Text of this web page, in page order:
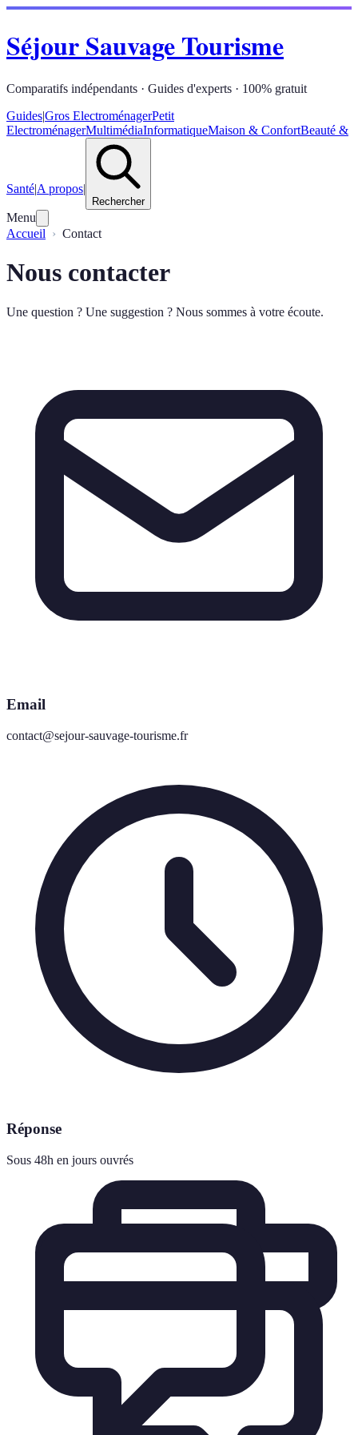
Séjour Sauvage Tourisme
Comparatifs indépendants · Guides d'experts · 100% gratuit
Guides|Gros ElectroménagerPetit
ElectroménagerMultimédiaInformatiqueMaison & ConfortBeauté &
Santé|A propos|
Rechercher
Menu
Accueil
Contact
Nous contacter
Une question ? Une suggestion ? Nous sommes à votre écoute.
Email
contact@sejour-sauvage-tourisme.fr
Réponse
Sous 48h en jours ouvrés